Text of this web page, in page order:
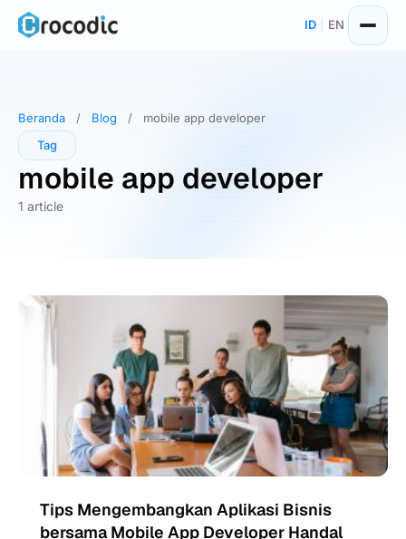
Skip
ID EN
Beranda / Blog /
mobile app developer
Tag
mobile app developer
1 article
Tips Mengembangkan Aplikasi Bisnis
bersama Mobile App Developer Handal